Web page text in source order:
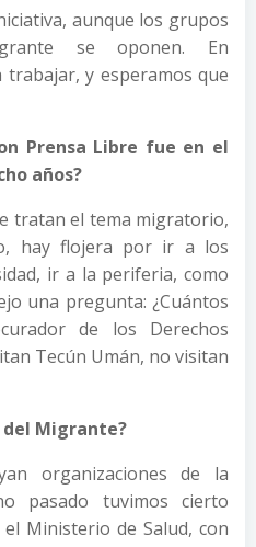
aunque los grupos
se oponen. En
y esperamos que
Prensa Libre fue en el
años?
tratan el tema migratorio,
hay flojera por ir a los
ir a la periferia, como
una pregunta: ¿Cuántos
de los Derechos
Tecún Umán, no visitan
del Migrante?
organizaciones de la
pasado tuvimos cierto
Ministerio de Salud, con